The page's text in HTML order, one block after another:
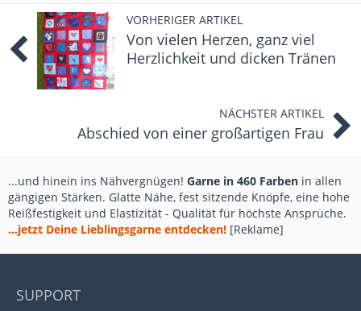
VORHERIGER ARTIKEL
Von vielen Herzen, ganz viel
Herzlichkeit und dicken Tränen
NÄCHSTER ARTIKEL
Abschied von einer großartigen Frau
...und hinein ins Nähvergnügen! Garne in 460 Farben in allen
gängigen Stärken. Glatte Nähe, fest sitzende Knöpfe, eine hohe
Reißfestigkeit und Elastizität - Qualität für höchste Ansprüche.
...jetzt Deine Lieblingsgarne entdecken! [Reklame]
SUPPORT